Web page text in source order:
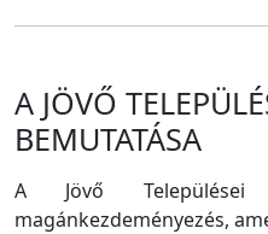
A JÖVŐ
BEMUTATÁSA
A Jövő
magánkezdeményezés,